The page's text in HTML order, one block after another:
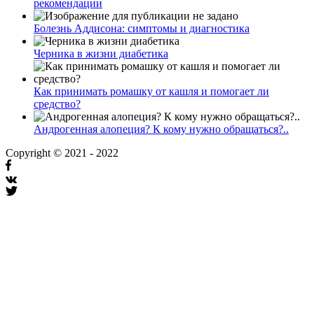
рекомендации
Болезнь Аддисона: симптомы и диагностика
Черника в жизни диабетика
Как принимать ромашку от кашля и помогает ли
средство?
Андрогенная алопеция? К кому нужно обращаться?..
Copyright © 2021 - 2022